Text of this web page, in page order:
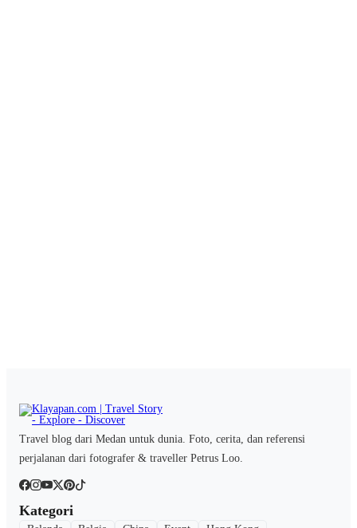
Travel blog dari Medan untuk dunia. Foto, cerita, dan referensi
perjalanan dari fotografer & traveller Petrus Loo.
Kategori